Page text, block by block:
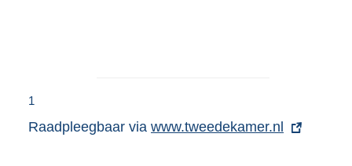
1
Raadpleegbaar via E
www.tweedekamer.nl